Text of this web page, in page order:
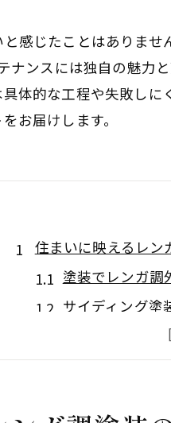
感じたことはありま
ナンスには独自の魅力
体的な工程や失敗し
お届けします。
住まいに映えるレン
塗装でレンガ調
サイディング塗
塗装選びが変
レンガ調塗装の